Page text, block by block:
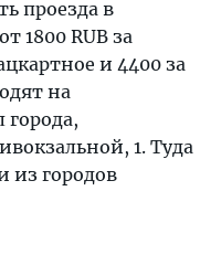
проезда в
1800 RUB за
и 4400 за
на
1. Туда
из городов